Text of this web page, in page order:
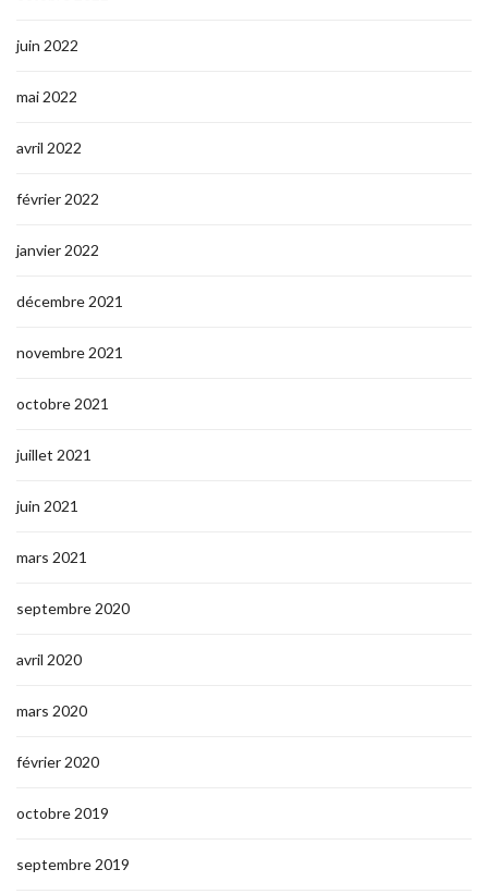
juin 2022
mai 2022
avril 2022
février 2022
janvier 2022
décembre 2021
novembre 2021
octobre 2021
juillet 2021
juin 2021
mars 2021
septembre 2020
avril 2020
mars 2020
février 2020
octobre 2019
septembre 2019